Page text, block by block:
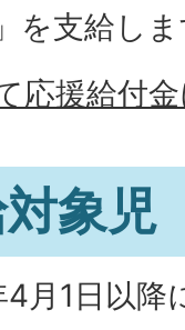
を支給しま
応援給付
象児
月1日以降